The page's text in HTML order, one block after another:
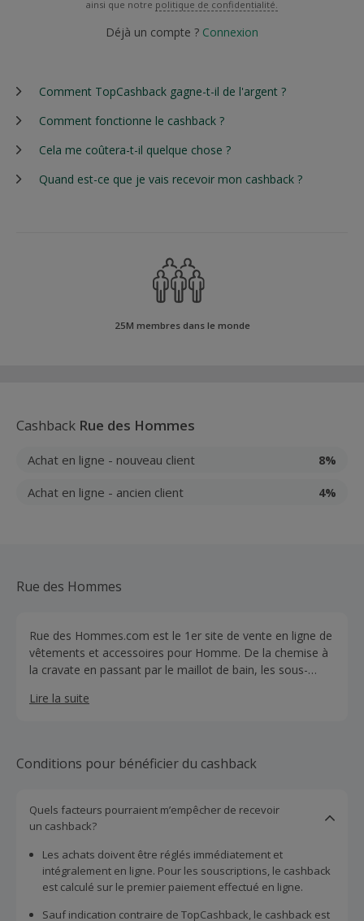
ainsi que notre politique de confidentialité.
Déjà un compte ? Connexion
Comment TopCashback gagne-t-il de l'argent ?
Comment fonctionne le cashback ?
Cela me coûtera-t-il quelque chose ?
Quand est-ce que je vais recevoir mon cashback ?
25M membres dans le monde
Cashback Rue des Hommes
Achat en ligne - nouveau client 8%
Achat en ligne - ancien client 4%
Rue des Hommes
Rue des Hommes.com est le 1er site de vente en ligne de
vêtements et accessoires pour Homme. De la chemise à
la cravate en passant par le maillot de bain, les sous-
et autres accessoires indispensables à votre vie d’homme.
Lire la suite
Conditions pour bénéficier du cashback
Quels facteurs pourraient m’empêcher de recevoir
un cashback?
Les achats doivent être réglés immédiatement et
intégralement en ligne. Pour les souscriptions, le cashback
est calculé sur le premier paiement effectué en ligne.
Sauf indication contraire de TopCashback, le cashback est